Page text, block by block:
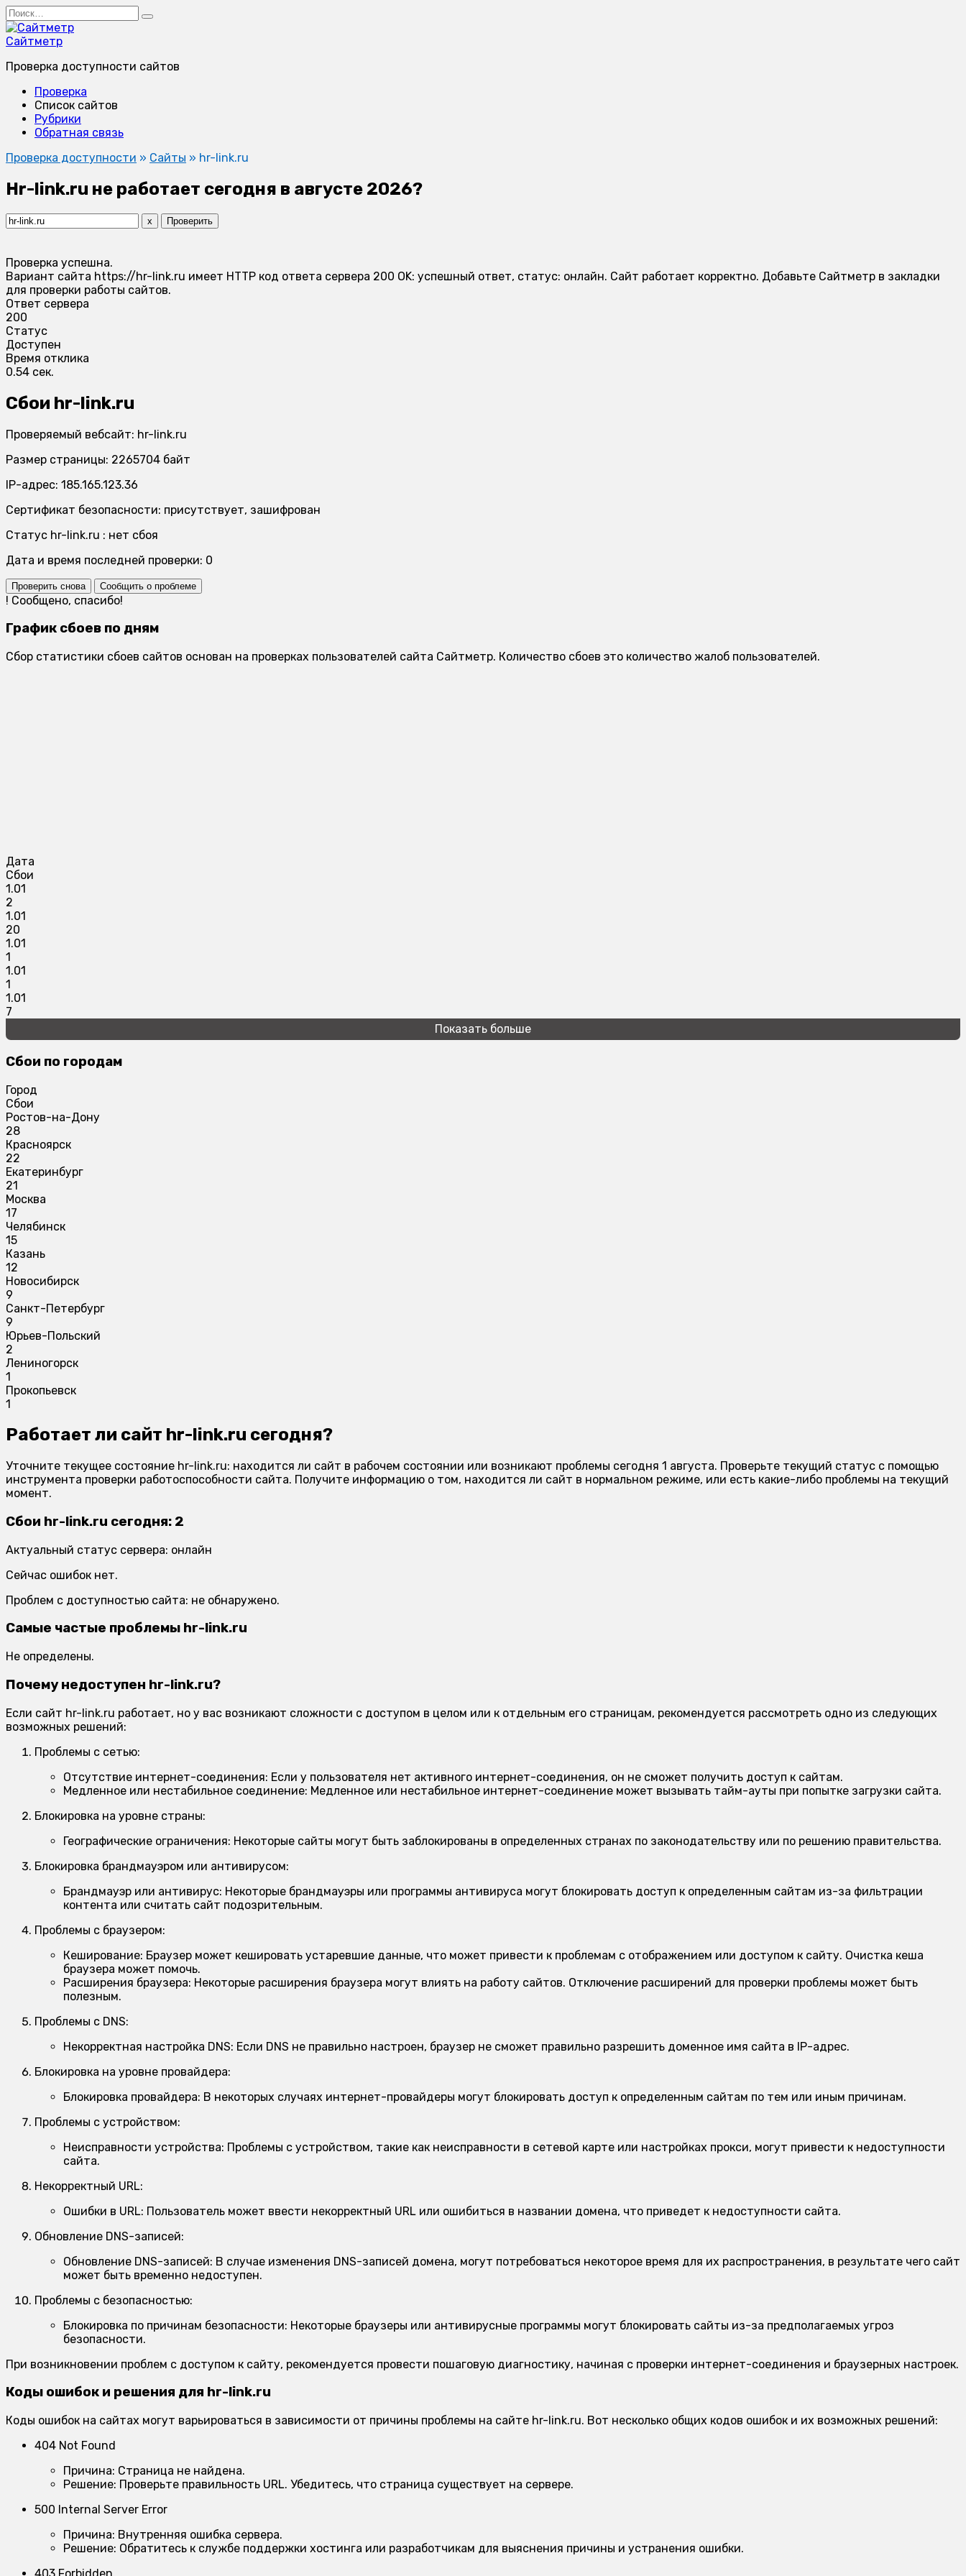
Перейти
к
содержанию
Search
for:
Сайтметр
Проверка доступности сайтов
Проверка
Список сайтов
Рубрики
Обратная связь
Проверка доступности » Сайты » hr-link.ru
Hr-link.ru не работает сегодня в августе 2026?
x Проверить
Проверка успешна.
Вариант сайта https://hr-link.ru имеет HTTP код ответа сервера 200 OK: успешный ответ, статус: онлайн. Сайт работает корректно. Добавьте Сайтметр в закладки
для проверки работы сайтов.
Ответ сервера
200
Статус
Доступен
Время отклика
0.54 сек.
Сбои hr-link.ru
Проверяемый вебсайт: hr-link.ru
Размер страницы: 2265704 байт
IP-адрес: 185.165.123.36
Сертификат безопасности: присутствует, зашифрован
Статус hr-link.ru : нет сбоя
Дата и время последней проверки: 0
Проверить снова Сообщить о проблеме
! Сообщено, спасибо!
График сбоев по дням
Сбор статистики сбоев сайтов основан на проверках пользователей сайта Сайтметр. Количество сбоев это количество жалоб пользователей.
Дата
Сбои
1.01
2
1.01
20
1.01
1
1.01
1
1.01
7
Показать больше
Сбои по городам
Город
Сбои
Ростов-на-Дону
28
Красноярск
22
Екатеринбург
21
Москва
17
Челябинск
15
Казань
12
Новосибирск
9
Санкт-Петербург
9
Юрьев-Польский
2
Лениногорск
1
Прокопьевск
1
Работает ли сайт hr-link.ru сегодня?
Уточните текущее состояние hr-link.ru: находится ли сайт в рабочем состоянии или возникают проблемы сегодня 1 августа. Проверьте текущий статус с помощью
инструмента проверки работоспособности сайта. Получите информацию о том, находится ли сайт в нормальном режиме, или есть какие-либо проблемы на текущий
момент.
Сбои hr-link.ru сегодня: 2
Актуальный статус сервера: онлайн
Сейчас ошибок нет.
Проблем с доступностью сайта: не обнаружено.
Самые частые проблемы hr-link.ru
Не определены.
Почему недоступен hr-link.ru?
Если сайт hr-link.ru работает, но у вас возникают сложности с доступом в целом или к отдельным его страницам, рекомендуется рассмотреть одно из следующих
возможных решений:
Проблемы с сетью:
Отсутствие интернет-соединения: Если у пользователя нет активного интернет-соединения, он не сможет получить доступ к сайтам.
Медленное или нестабильное соединение: Медленное или нестабильное интернет-соединение может вызывать тайм-ауты при попытке загрузки сайта.
Блокировка на уровне страны:
Географические ограничения: Некоторые сайты могут быть заблокированы в определенных странах по законодательству или по решению правительства.
Блокировка брандмауэром или антивирусом:
Брандмауэр или антивирус: Некоторые брандмауэры или программы антивируса могут блокировать доступ к определенным сайтам из-за фильтрации
контента или считать сайт подозрительным.
Проблемы с браузером:
Кеширование: Браузер может кешировать устаревшие данные, что может привести к проблемам с отображением или доступом к сайту. Очистка кеша
браузера может помочь.
Расширения браузера: Некоторые расширения браузера могут влиять на работу сайтов. Отключение расширений для проверки проблемы может быть
полезным.
Проблемы с DNS:
Некорректная настройка DNS: Если DNS не правильно настроен, браузер не сможет правильно разрешить доменное имя сайта в IP-адрес.
Блокировка на уровне провайдера:
Блокировка провайдера: В некоторых случаях интернет-провайдеры могут блокировать доступ к определенным сайтам по тем или иным причинам.
Проблемы с устройством:
Неисправности устройства: Проблемы с устройством, такие как неисправности в сетевой карте или настройках прокси, могут привести к недоступности
сайта.
Некорректный URL:
Ошибки в URL: Пользователь может ввести некорректный URL или ошибиться в названии домена, что приведет к недоступности сайта.
Обновление DNS-записей:
Обновление DNS-записей: В случае изменения DNS-записей домена, могут потребоваться некоторое время для их распространения, в результате чего сайт
может быть временно недоступен.
Проблемы с безопасностью:
Блокировка по причинам безопасности: Некоторые браузеры или антивирусные программы могут блокировать сайты из-за предполагаемых угроз
безопасности.
При возникновении проблем с доступом к сайту, рекомендуется провести пошаговую диагностику, начиная с проверки интернет-соединения и браузерных настроек.
Коды ошибок и решения для hr-link.ru
Коды ошибок на сайтах могут варьироваться в зависимости от причины проблемы на сайте hr-link.ru. Вот несколько общих кодов ошибок и их возможных решений:
404 Not Found
Причина: Страница не найдена.
Решение: Проверьте правильность URL. Убедитесь, что страница существует на сервере.
500 Internal Server Error
Причина: Внутренняя ошибка сервера.
Решение: Обратитесь к службе поддержки хостинга или разработчикам для выяснения причины и устранения ошибки.